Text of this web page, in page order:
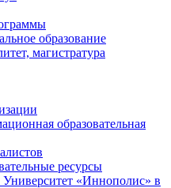
образование
магистратура
образовательная
ресурсы
«Иннополис» в